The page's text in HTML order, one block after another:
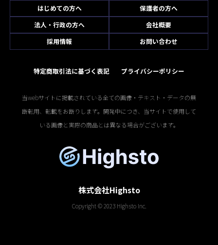
はじめての方へ
保護者の方へ
法人・行政の方へ
会社概要
採用情報
お問い合わせ
特定商取引法に基づく表記 プライバシーポリシー
当webサイトに掲載されている全ての画像・テキスト・データの無
断転用、転載をお断りします。開発中につき、当サイトで使用して
いる画像と実際の商品とは異なる場合がございます。
株式会社Highsto
Copyright © 2023 Highsto Inc.